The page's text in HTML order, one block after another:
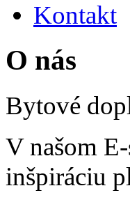
Kontakt
O nás
Bytové
V našom
inšpiráciu